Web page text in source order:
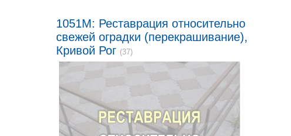
1051M: Реставрация относительно
свежей оградки (перекрашивание),
Кривой Рог (37)